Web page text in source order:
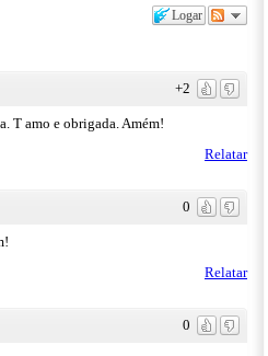
Logar
+2
T amo e obrigada. Amém!
Relatar
0
Relatar
0